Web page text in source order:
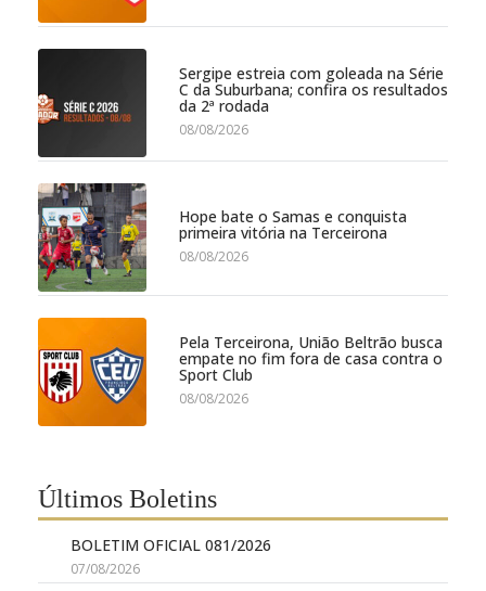
Sergipe estreia com goleada na Série
C da Suburbana; confira os resultados
da 2ª rodada
08/08/2026
Hope bate o Samas e conquista
primeira vitória na Terceirona
08/08/2026
Pela Terceirona, União Beltrão busca
empate no fim fora de casa contra o
Sport Club
08/08/2026
Últimos Boletins
BOLETIM OFICIAL 081/2026
07/08/2026